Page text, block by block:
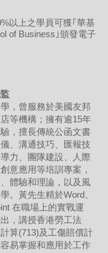
以上之學員可獲｢華基
of Business｣頒發電子
，曾服務於美國友邦
等機構；擁有逾15年
，擅長傳統公函文書
、溝通技巧、匯報技
力、團隊建設、人際
意應用等培訓專案，
體驗和理論，以及風
。黃先生精於Word、
在職場上的實戰運
，講授香港勞工法
算(713)及工傷賠償計
易掌握和應用於工作